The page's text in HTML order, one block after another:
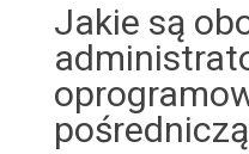
Jakie są